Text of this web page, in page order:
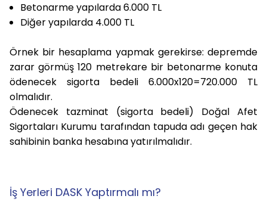
Betonarme yapılarda 6.000 TL
Diğer yapılarda 4.000 TL
Örnek bir hesaplama yapmak gerekirse: depremde
zarar görmüş 120 metrekare bir betonarme konuta
ödenecek sigorta bedeli 6.000x120=720.000 TL
olmalıdır.
Ödenecek tazminat (sigorta bedeli) Doğal Afet
Sigortaları Kurumu tarafından tapuda adı geçen hak
sahibinin banka hesabına yatırılmalıdır.
İş Yerleri DASK Yaptırmalı mı?